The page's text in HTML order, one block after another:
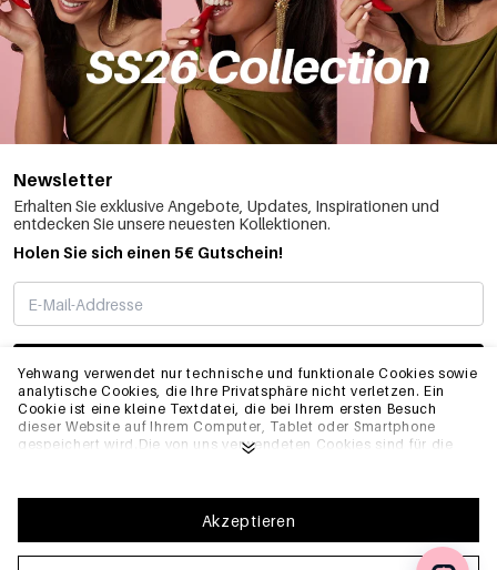
Yehwang verwendet nur technische und funktionale Cookies sowie
analytische Cookies, die Ihre Privatsphäre nicht verletzen. Ein
Cookie ist eine kleine Textdatei, die bei Ihrem ersten Besuch
dieser Website auf Ihrem Computer, Tablet oder Smartphone
gespeichert wird.Die von uns verwendeten Cookies sind für die
Website, ordnungsgemäß zu funktionieren und z.B. Ihre
bevorzugten Einstellungen zu speichern. Sie ermöglichen es uns
auch, unsere Website zu optimieren.Um sicherzustellen, dass Sie
eine gute Browsing- und Einkaufserfahrung auf Yehwang haben,
Akzeptieren
Newsletter
Erhalten Sie exklusive Angebote, Updates, Inspirationen und
entdecken Sie unsere neuesten Kollektionen.
Holen Sie sich einen 5€ Gutschein!
ABONNIEREN
INFO